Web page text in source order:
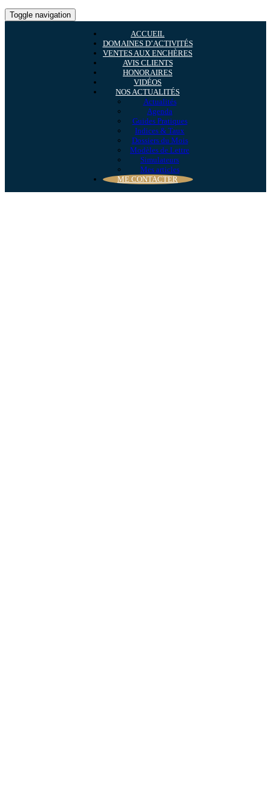
Toggle navigation
ACCUEIL
DOMAINES D’ACTIVITÉS
VENTES AUX ENCHÈRES
AVIS CLIENTS
HONORAIRES
VIDÉOS
NOS ACTUALITÉS
Actualités
Agenda
Guides Pratiques
Indices & Taux
Dossiers du Mois
Modèles de Lettre
Simulateurs
Mes articles
ME CONTACTER